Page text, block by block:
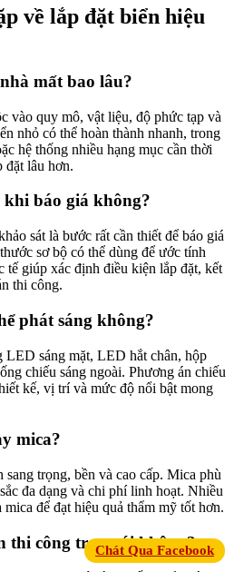
về lắp đặt biển hiệu
mất bao lâu?
vào quy mô, vật liệu, độ phức tạp và
nhỏ có thể hoàn thành nhanh, trong
hệ thống nhiều hạng mục cần thời
đặt lâu hơn.
khi báo giá không?
sát là bước rất cần thiết để báo giá
sơ bộ có thể dùng để ước tính
tế giúp xác định điều kiện lắp đặt, kết
thi công.
phát sáng không?
LED sáng mặt, LED hắt chân, hộp
chiếu sáng ngoài. Phương án chiếu
kế, vị trí và mức độ nổi bật mong
mica?
trọng, bền và cao cấp. Mica phù
đa dạng và chi phí linh hoạt. Nhiều
để đạt hiệu quả thẩm mỹ tốt hơn.
thi công trọn gói không?
Chát Qua Facebook